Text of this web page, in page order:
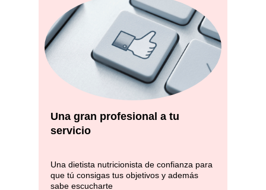
Una gran profesional a tu
servicio
Una dietista nutricionista de confianza para
que tú consigas tus objetivos y además
sabe escucharte